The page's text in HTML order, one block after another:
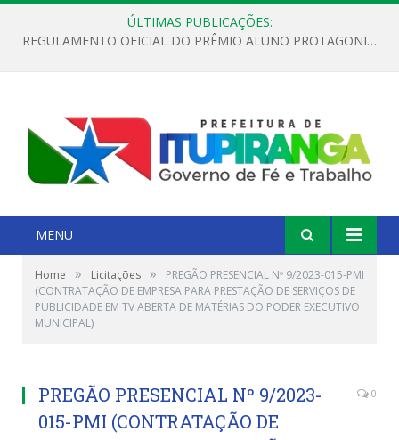
ÚLTIMAS PUBLICAÇÕES:
REGULAMENTO OFICIAL DO PRÊMIO ALUNO PROTAGONISTA – EDIÇÃO 2026
MENU
Home » Licitações »
PREGÃO PRESENCIAL Nº 9/2023-015-PMI
(CONTRATAÇÃO DE EMPRESA PARA PRESTAÇÃO DE SERVIÇOS DE
PUBLICIDADE EM TV ABERTA DE MATÉRIAS DO PODER EXECUTIVO
MUNICIPAL)
PREGÃO PRESENCIAL Nº 9/2023-
015-PMI (CONTRATAÇÃO DE
0